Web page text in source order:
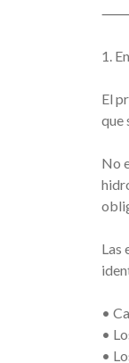
1.
El
que
No
Las
•
•
•